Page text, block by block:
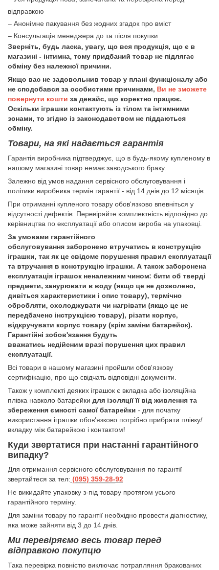
відправкою
– Анонімне пакування без жодних згадок про вміст
– Консультація менеджера до та після покупки
Зверніть, будь ласка, увагу, що вся продукція, що є в
магазині - інтимна, тому придбаний товар не підлягає
обміну без належної причини.
Якщо вас не задовольнив товар у плані функціоналу або
не сподобався за особистими причинами, Ви не зможете
повернути кошти за девайс, що коректно працює.
Оскільки іграшки контактують із тілом та інтимними
зонами, то згідно із законодавством не піддаються
обміну.
Товари, на які надається гарантія
Гарантія виробника підтверджує, що в будь-якому купленому в
нашому магазині товар немає заводського браку.
Залежно від умов надання сервісного обслуговування і
політики виробника термін гарантії - від 14 днів до 12 місяців.
При отриманні купленого товару обов'язково впевніться у
відсутності дефектів. Перевіряйте комплектність відповідно до
керівництва по експлуатації або описом вироба на упаковці.
За умовами гарантійного
обслуговування заборонено втручатись в конструкцію
іграшки, так як це свідоме порушення правил експлуатації
та втручання в конструкцію іграшки. А також заборонена
експлуатація іграшок неналежним чином: бити об тверді
предмети, занурювати в воду (якщо це не дозволено,
дивіться характеристики і опис товару), термічно
обробляти, охолоджувати чи нагрівати (якщо це не
передбачено інструкцією товару), різати корпус,
відкручувати корпус товару (крім заміни батарейок).
Гарантійні зобов'язання будуть
вважатись недійсним вразі порушення цих правил
експлуатації.
Всі товари в нашому магазині пройшли обов'язкову
сертифікацію, про що свідчать відповідні документи.
Також у комплекті деяких іграшок є вкладка або ізоляційна
плівка навколо батарейки для ізоляції її від живлення та
збереження ємності самої батарейки - для початку
використання іграшки обов'язково потрібно прибрати плівку/
вкладку між батарейкою і контактом!
Куди звертатися при настанні гарантійного
випадку?
Для отримання сервісного обслуговування по гарантії
звертайтеся за тел: (095) 359-28-92
Hе викидайте упаковку з-під товару протягом усього
гарантійного терміну.
Для заміни товару по гарантії необхідно провести діагностику,
яка може зайняти від 3 до 14 днів.
Ми перевіряємо весь товар перед
відправкою покупцю
Така перевірка повністю виключає потрапляння бракованих